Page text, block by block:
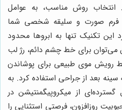
انتخاب روش مناسب، به عوامل
فرم صورت و سلیقه شخصی شما
این تکنیک تنها به ابروها محدود
می‌توان برای خط چشم دائم، رژ لب
رویش موی طبیعی برای پوشاندن
بعد از جراحی استفاده کرد. به
از میکروپیگمنتیشن در
روزافزون، فرصتی استثنایی را